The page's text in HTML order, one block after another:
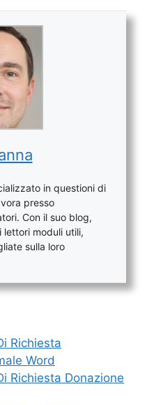
in questioni di
presso
Con il suo blog,
lettori moduli utili,
sulla loro
Richiesta
Word
Richiesta Donazione